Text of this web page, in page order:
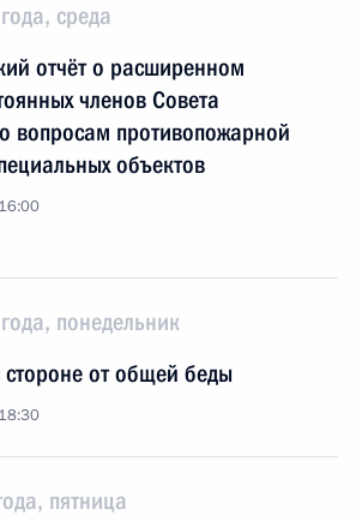
среда
отчёт о расширенном
членов Совета
вопросам противопожарной
объектов
понедельник
стороне от общей беды
пятница